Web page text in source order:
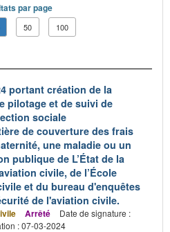
par page
50 100
portant création de la
pilotage et de suivi de
sociale
de couverture des frais
une maladie ou un
publique de L’État de la
civile, de l’École
et du bureau d'enquêtes
de l'aviation civile.
Arrêté
Date de signature :
: 07-03-2024